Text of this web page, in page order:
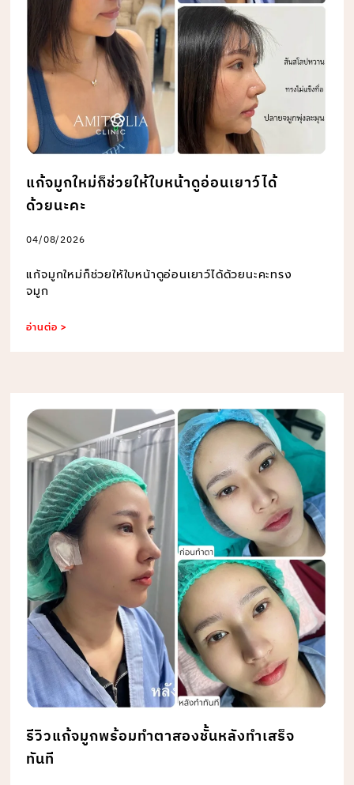
แก้จมูกใหม่ก็ช่วยให้ใบหน้าดูอ่อนเยาว์ได้
ด้วยนะคะ
04/08/2026
แก้จมูกใหม่ก็ช่วยให้ใบหน้าดูอ่อนเยาว์ได้ด้วยนะคะทรง
จมูก
อ่านต่อ >
รีวิวแก้จมูกพร้อมทำตาสองชั้นหลังทำเสร็จ
ทันที